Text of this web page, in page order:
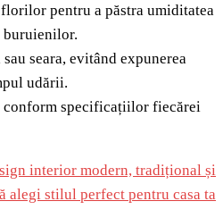
pentru a păstra umiditatea
buruienilor.
seara, evitând expunerea
udării.
specificațiilor fiecărei
interior modern, tradițional și
alegi stilul perfect pentru casa ta